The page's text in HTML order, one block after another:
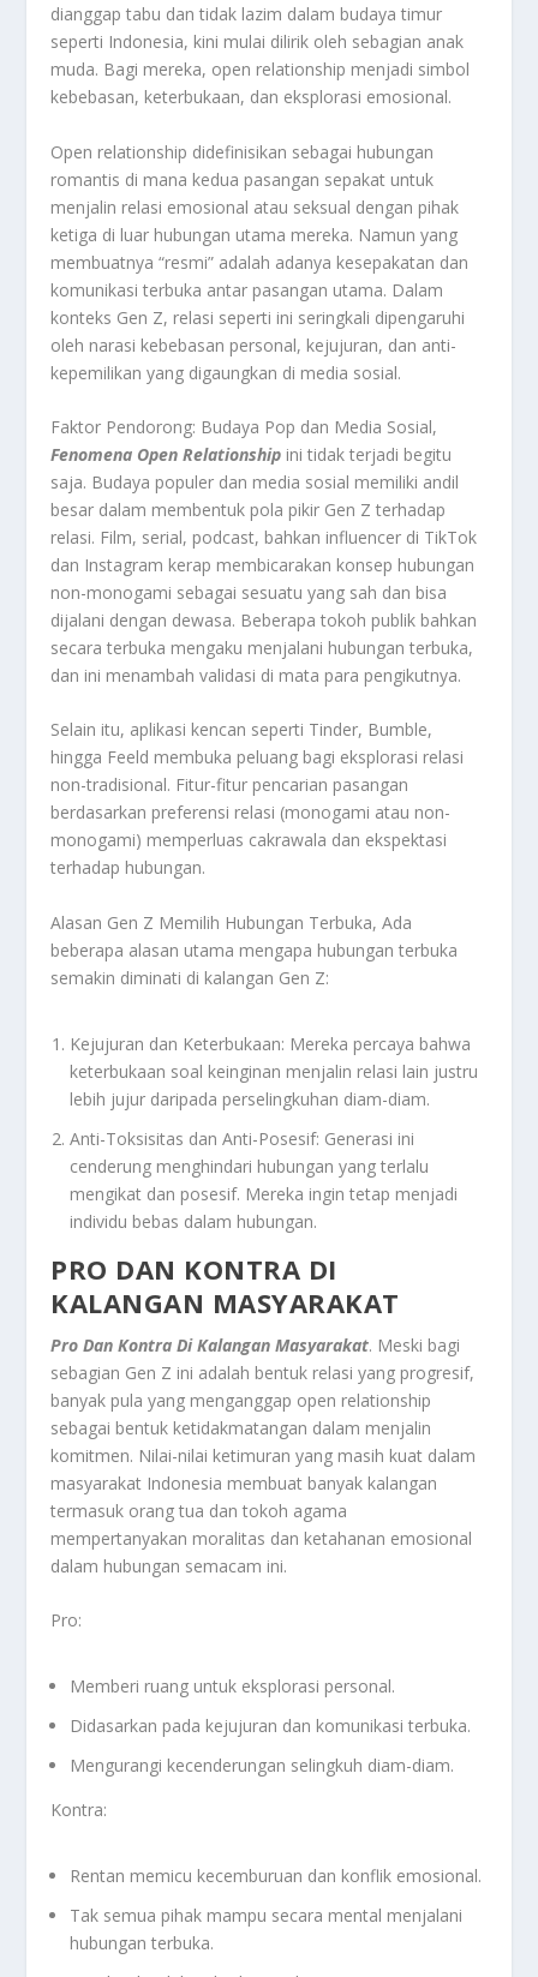
dianggap tabu dan tidak lazim dalam budaya timur
seperti Indonesia, kini mulai dilirik oleh sebagian anak
muda. Bagi mereka, open relationship menjadi simbol
kebebasan, keterbukaan, dan eksplorasi emosional.
Open relationship didefinisikan sebagai hubungan
romantis di mana kedua pasangan sepakat untuk
menjalin relasi emosional atau seksual dengan pihak
ketiga di luar hubungan utama mereka. Namun yang
membuatnya “resmi” adalah adanya kesepakatan dan
komunikasi terbuka antar pasangan utama. Dalam
konteks Gen Z, relasi seperti ini seringkali dipengaruhi
oleh narasi kebebasan personal, kejujuran, dan anti-
kepemilikan yang digaungkan di media sosial.
Faktor Pendorong: Budaya Pop dan Media Sosial,
Fenomena Open Relationship ini tidak terjadi begitu
saja. Budaya populer dan media sosial memiliki andil
besar dalam membentuk pola pikir Gen Z terhadap
relasi. Film, serial, podcast, bahkan influencer di TikTok
dan Instagram kerap membicarakan konsep hubungan
non-monogami sebagai sesuatu yang sah dan bisa
dijalani dengan dewasa. Beberapa tokoh publik bahkan
secara terbuka mengaku menjalani hubungan terbuka,
dan ini menambah validasi di mata para pengikutnya.
Selain itu, aplikasi kencan seperti Tinder, Bumble,
hingga Feeld membuka peluang bagi eksplorasi relasi
non-tradisional. Fitur-fitur pencarian pasangan
berdasarkan preferensi relasi (monogami atau non-
monogami) memperluas cakrawala dan ekspektasi
terhadap hubungan.
Alasan Gen Z Memilih Hubungan Terbuka, Ada
beberapa alasan utama mengapa hubungan terbuka
semakin diminati di kalangan Gen Z:
Kejujuran dan Keterbukaan: Mereka percaya bahwa
keterbukaan soal keinginan menjalin relasi lain justru
lebih jujur daripada perselingkuhan diam-diam.
Anti-Toksisitas dan Anti-Posesif: Generasi ini
cenderung menghindari hubungan yang terlalu
mengikat dan posesif. Mereka ingin tetap menjadi
individu bebas dalam hubungan.
PRO DAN KONTRA DI
KALANGAN MASYARAKAT
Pro Dan Kontra Di Kalangan Masyarakat. Meski bagi
sebagian Gen Z ini adalah bentuk relasi yang progresif,
banyak pula yang menganggap open relationship
sebagai bentuk ketidakmatangan dalam menjalin
komitmen. Nilai-nilai ketimuran yang masih kuat dalam
masyarakat Indonesia membuat banyak kalangan
termasuk orang tua dan tokoh agama
mempertanyakan moralitas dan ketahanan emosional
dalam hubungan semacam ini.
Pro:
Memberi ruang untuk eksplorasi personal.
Didasarkan pada kejujuran dan komunikasi terbuka.
Mengurangi kecenderungan selingkuh diam-diam.
Kontra:
Rentan memicu kecemburuan dan konflik emosional.
Tak semua pihak mampu secara mental menjalani
hubungan terbuka.